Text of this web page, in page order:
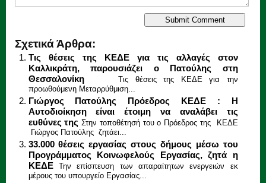
Σχετικά Άρθρα:
Τις θέσεις της ΚΕΔΕ για τις αλλαγές στον
Καλλικράτη, παρουσιάζει ο Πατούλης στη
Θεσσαλονίκη
Τις θέσεις της ΚΕΔΕ για την
προωθούμενη Μεταρρύθμιση...
Γιώργος Πατούλης Πρόεδρος ΚΕΔΕ : Η
Αυτοδιοίκηση είναι έτοιμη να αναλάβει τις
ευθύνες της Στην τοποθέτησή του ο Πρόεδρος της ΚΕΔΕ
Γιώργος Πατούλης ζητάει...
33.000 θέσεις εργασίας στους δήμους μέσω του
Προγράμματος Κοινωφελούς Εργασίας, ζητά η
ΚΕΔΕ
Την επίσπευση των απαραίτητων ενεργειών εκ
μέρους του υπουργείο Εργασίας...